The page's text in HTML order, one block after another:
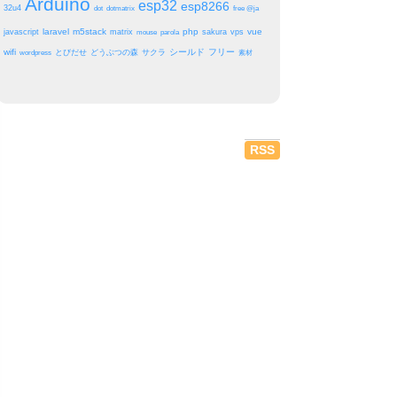
32u4 Arduino dot dotmatrix esp32 esp8266 free @ja
javascript laravel m5stack matrix mouse parola php sakura vps vue
wifi wordpress とびだせ どうぶつの森 サクラ シールド フリー 素材
RSS